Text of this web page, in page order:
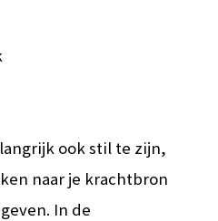
ook stil te zijn,
naar je krachtbron
In de